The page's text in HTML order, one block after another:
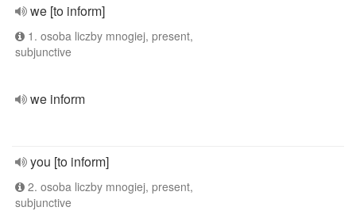
we [to inform]
1. osoba liczby mnogiej, present,
subjunctive
we inform
you [to inform]
2. osoba liczby mnogiej, present,
subjunctive